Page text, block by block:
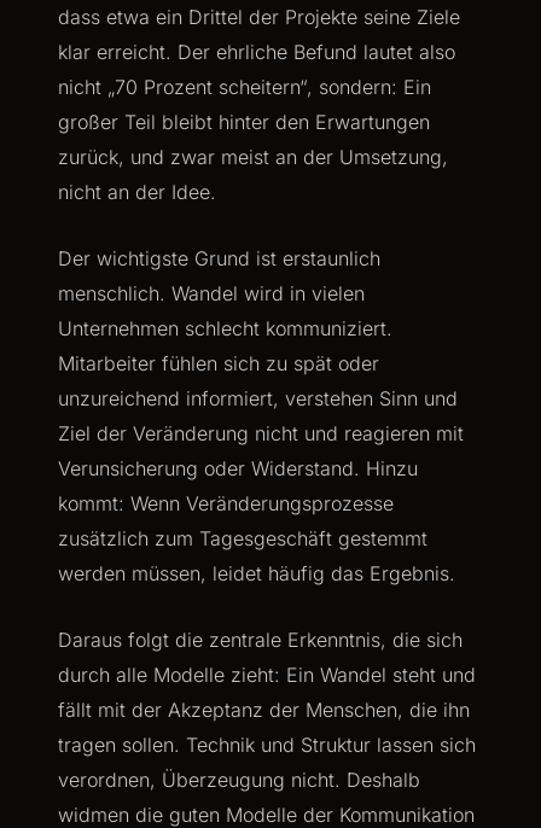
dass etwa ein Drittel der Projekte seine Ziele
klar erreicht. Der ehrliche Befund lautet also
nicht „70 Prozent scheitern“, sondern: Ein
großer Teil bleibt hinter den Erwartungen
zurück, und zwar meist an der Umsetzung,
nicht an der Idee.
Der wichtigste Grund ist erstaunlich
menschlich. Wandel wird in vielen
Unternehmen schlecht kommuniziert.
Mitarbeiter fühlen sich zu spät oder
unzureichend informiert, verstehen Sinn und
Ziel der Veränderung nicht und reagieren mit
Verunsicherung oder Widerstand. Hinzu
kommt: Wenn Veränderungsprozesse
zusätzlich zum Tagesgeschäft gestemmt
werden müssen, leidet häufig das Ergebnis.
Daraus folgt die zentrale Erkenntnis, die sich
durch alle Modelle zieht: Ein Wandel steht und
fällt mit der Akzeptanz der Menschen, die ihn
tragen sollen. Technik und Struktur lassen sich
verordnen, Überzeugung nicht. Deshalb
widmen die guten Modelle der Kommunikation